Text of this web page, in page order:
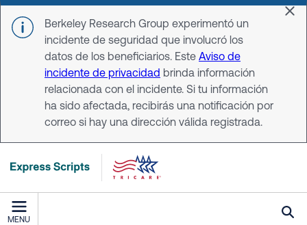
Skip to main content
Berkeley Research Group experimentó un
incidente de seguridad que involucró los
datos de los beneficiarios. Este Aviso de
incidente de privacidad brinda información
relacionada con el incidente. Si tu información
ha sido afectada, recibirás una notificación por
correo si hay una dirección válida registrada.
MENU